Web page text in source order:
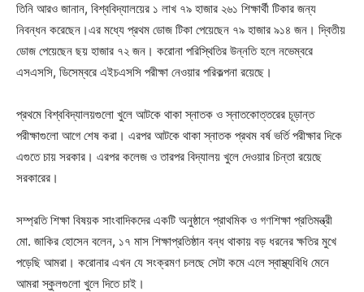
তিনি আরও জানান, বিশ্ববিদ্যালয়ের ১ লাখ ৭৯ হাজার ২৬১ শিক্ষার্থী টিকার জন্য
নিবন্ধন করেছেন।এর মধ্যে প্রথম ডোজ টিকা পেয়েছেন ৭৯ হাজার ৯১৪ জন। দ্বিতীয়
ডোজ পেয়েছেন ছয় হাজার ৭২ জন। করোনা পরিস্থিতির উন্নতি হলে নভেম্বরে
এসএসসি, ডিসেম্বরে এইচএসসি পরীক্ষা নেওয়ার পরিকল্পনা রয়েছে।
প্রথমে বিশ্ববিদ্যালয়গুলো খুলে আটকে থাকা স্নাতক ও স্নাতকোত্তরের চূড়ান্ত
পরীক্ষাগুলো আগে শেষ করা। এরপর আটকে থাকা স্নাতক প্রথম বর্ষ ভর্তি পরীক্ষার দিকে
এগুতে চায় সরকার। এরপর কলেজ ও তারপর বিদ্যালয় খুলে দেওয়ার চিন্তা রয়েছে
সরকারের।
সম্প্রতি শিক্ষা বিষয়ক সাংবাদিকদের একটি অনুষ্ঠানে প্রাথমিক ও গণশিক্ষা প্রতিমন্ত্রী
মো. জাকির হোসেন বলেন, ১৭ মাস শিক্ষাপ্রতিষ্ঠান বন্ধ থাকায় বড় ধরনের ক্ষতির মুখে
পড়েছি আমরা। করোনার এখন যে সংক্রমণ চলছে সেটা কমে এলে স্বাস্থ্যবিধি মেনে
আমরা স্কুলগুলো খুলে দিতে চাই।